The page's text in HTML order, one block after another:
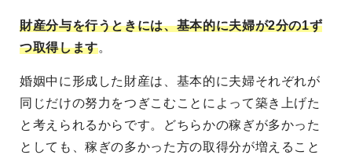
財産分与を行うときには、基本的に夫婦が2分の1ず
つ取得します。
婚姻中に形成した財産は、基本的に夫婦それぞれが
同じだけの努力をつぎこむことによって築き上げた
と考えられるからです。どちらかの稼ぎが多かった
としても、稼ぎの多かった方の取得分が増えること